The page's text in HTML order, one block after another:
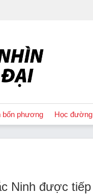
bốn phương Học đường
Ninh được